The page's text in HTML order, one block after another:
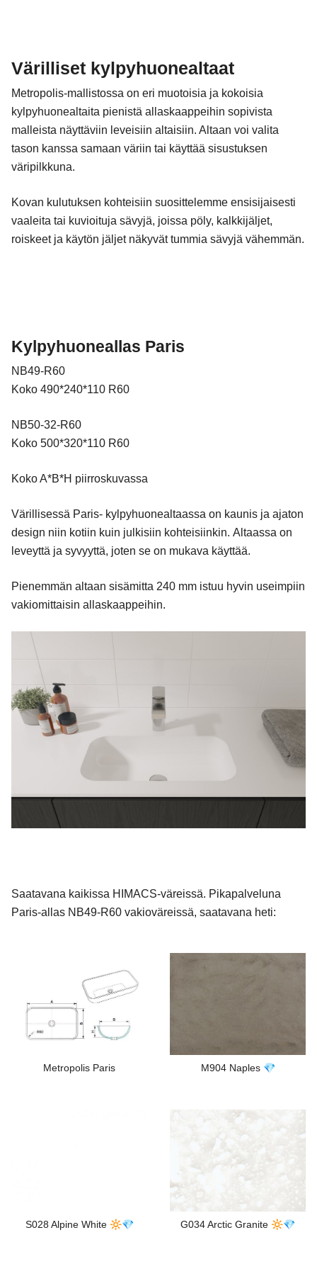
Värilliset kylpyhuonealtaat
Metropolis-mallistossa on eri muotoisia ja kokoisia
kylpyhuonealtaita pienistä allaskaappeihin sopivista
malleista näyttäviin leveisiin altaisiin. Altaan voi valita
tason kanssa samaan väriin tai käyttää sisustuksen
väripilkkuna.
Kovan kulutuksen kohteisiin suosittelemme ensisijaisesti
vaaleita tai kuvioituja sävyjä, joissa pöly, kalkkijäljet,
roiskeet ja käytön jäljet näkyvät tummia sävyjä vähemmän.
Kylpyhuoneallas Paris
NB49-R60
Koko 490*240*110 R60
NB50-32-R60
Koko 500*320*110 R60
Koko A*B*H piirroskuvassa
Värillisessä Paris- kylpyhuonealtaassa on kaunis ja ajaton
design niin kotiin kuin julkisiin kohteisiinkin. Altaassa on
leveyttä ja syvyyttä, joten se on mukava käyttää.
Pienemmän altaan sisämitta 240 mm istuu hyvin useimpiin
vakiomittaisin allaskaappeihin.
Saatavana kaikissa HIMACS-väreissä. Pikapalveluna
Paris-allas NB49-R60 vakioväreissä, saatavana heti:
Metropolis Paris M904 Naples 💎
S028 Alpine White 🔆💎 G034 Arctic Granite 🔆💎